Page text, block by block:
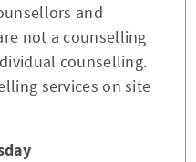
and
not a counselling
counselling.
services on site